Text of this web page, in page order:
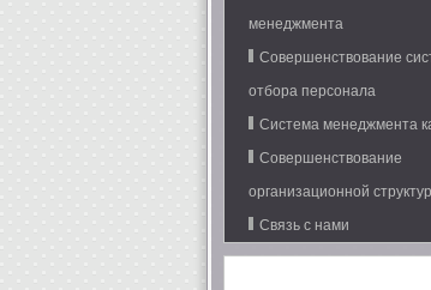
менеджмента
Совершенствование
отбора персонала
Система менеджмента
Совершенствование
организационной
Связь с нами